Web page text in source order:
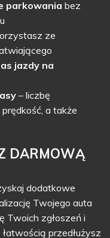
parkowania bez
ze
jazdy na
– liczbę
a także
DARMOWĄ
dodatkowe
Twojego auta
Twoich zgłoszeń i
przedłużysz